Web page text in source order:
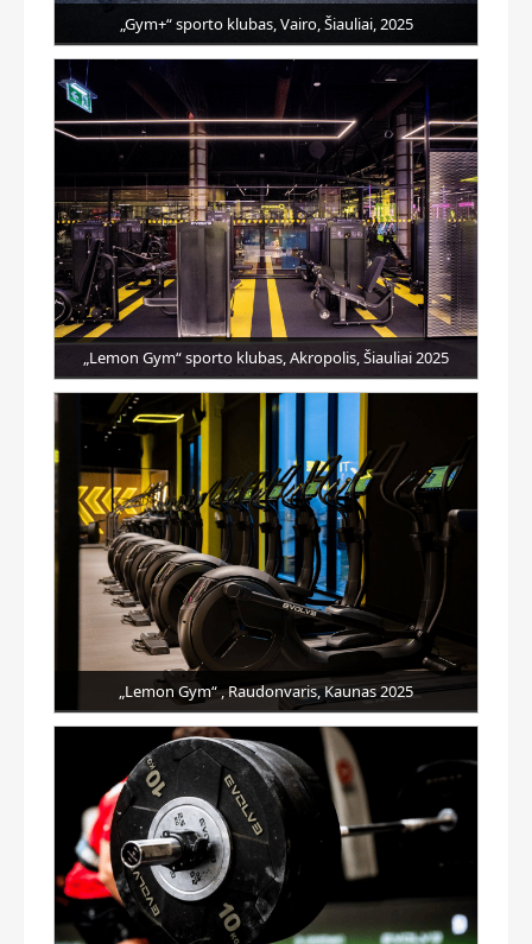
„Gym+“ sporto klubas, Vairo, Šiauliai, 2025
„Lemon Gym“ sporto klubas, Akropolis, Šiauliai 2025
„Lemon Gym“ , Raudonvaris, Kaunas 2025